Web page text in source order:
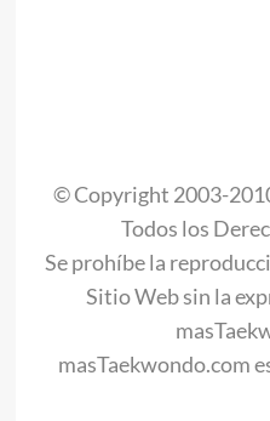
© Copyright 2003-
Todos los
Se prohíbe la
Sitio Web sin la
masTaekwondo.com